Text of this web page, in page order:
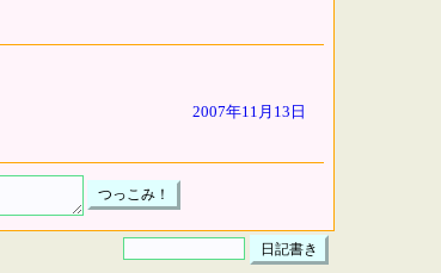
2007年11月13日